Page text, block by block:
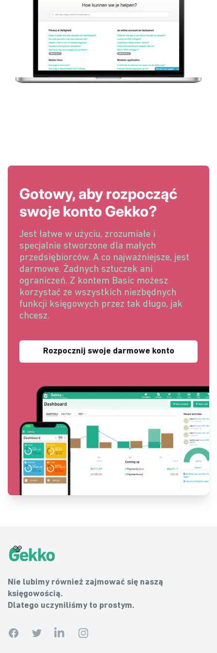
Gotowy, aby rozpocząć
swoje konto Gekko?
Jest łatwe w użyciu, zrozumiałe i
specjalnie stworzone dla małych
przedsiębiorców. A co najważniejsze, jest
darmowe. Żadnych sztuczek ani
ograniczeń. Z kontem Basic możesz
korzystać ze wszystkich niezbędnych
funkcji księgowych przez tak długo, jak
chcesz.
Rozpocznij swoje darmowe konto
Gekko
Nie lubimy również zajmować się naszą
księgowością.
Dlatego uczyniliśmy to prostym.
FacebookTwitterLinkedinInstagram